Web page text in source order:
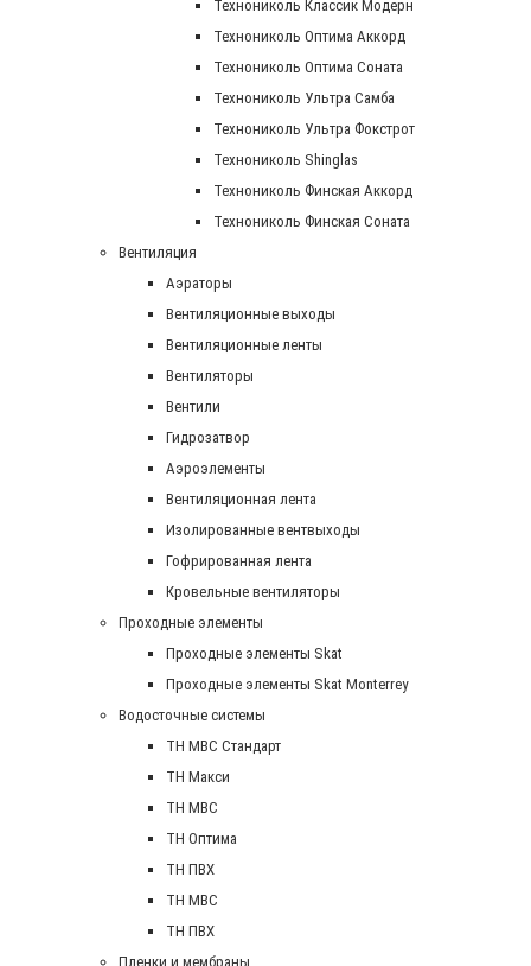
Технониколь Классик Модерн
Технониколь Оптима Аккорд
Технониколь Оптима Соната
Технониколь Ультра Самба
Технониколь Ультра Фокстрот
Технониколь Shinglas
Технониколь Финская Аккорд
Технониколь Финская Соната
Вентиляция
Аэраторы
Вентиляционные выходы
Вентиляционные ленты
Вентиляторы
Вентили
Гидрозатвор
Аэроэлементы
Вентиляционная лента
Изолированные вентвыходы
Гофрированная лента
Кровельные вентиляторы
Проходные элементы
Проходные элементы Skat
Проходные элементы Skat Monterrey
Водосточные системы
TH MBC Стандарт
TH Макси
TH МВС
TH Оптима
TH ПВХ
ТН МВС
ТН ПВХ
Пленки и мембраны